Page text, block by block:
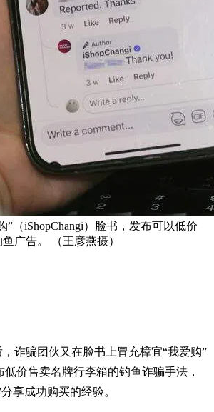
”（iShopChangi）脸书，发布可以低价
广告。 （王彦燕摄）
诈骗团伙又在脸书上冒充樟宜“我爱购”
低价售卖名牌行李箱的钓鱼诈骗手法，
享成功购买的经验。